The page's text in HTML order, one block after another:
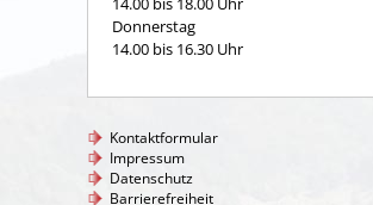
Donnerstag
14.00 bis 16.30 Uhr
Kontaktformular
Impressum
Datenschutz
Barrierefreiheit